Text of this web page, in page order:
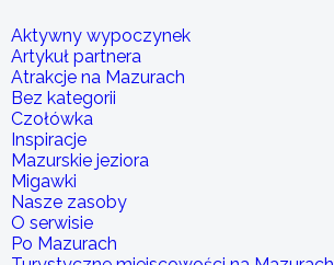
Aktywny wypoczynek
Artykuł partnera
Atrakcje na Mazurach
Bez kategorii
Czołówka
Inspiracje
Mazurskie jeziora
Migawki
Nasze zasoby
O serwisie
Po Mazurach